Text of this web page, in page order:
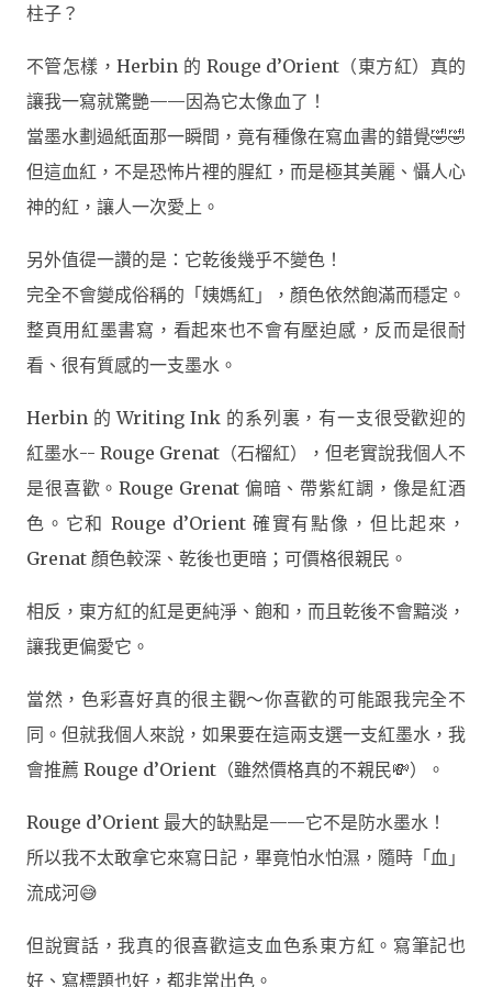
柱子？
不管怎樣，Herbin 的 Rouge d’Orient（東方紅） 真的
讓我一寫就驚艷——因為它太像血了！
當墨水劃過紙面那一瞬間，竟有種像在寫血書的錯覺🤣🤣
但這血紅，不是恐怖片裡的腥紅，而是極其美麗、懾人心
神的紅，讓人一次愛上。
另外值徥一讚的是： 它乾後幾乎不變色！
完全不會變成俗稱的「姨媽紅」，顏色依然飽滿而穩定。
整頁用紅墨書寫，看起來也不會有壓迫感，反而是很耐
看、很有質感的一支墨水。
Herbin 的 Writing Ink 的系列裏，有一支很受歡迎的
紅墨水-- Rouge Grenat（石榴紅）
，但老實說我個人不
是很喜歡。Rouge Grenat 偏暗、帶紫紅調，像是紅酒
色。它和 Rouge d’Orient 確實有點像，但比起來，
Grenat 顏色較深、乾後也更暗；可價格很親民。
相反， 東方紅的紅是更純淨、飽和，而且乾後不會黯淡 ，
讓我更偏愛它。
當然，色彩喜好真的很主觀～你喜歡的可能跟我完全不
同。但就我個人來說，如果要在這兩支選一支紅墨水，我
會推薦 Rouge d’Orient（雖然價格真的不親民💸）。
Rouge d’Orient 最大的缺點是——它不是防水墨水！
所以我不太敢拿它來寫日記，畢竟怕水怕濕，隨時「血」
流成河😅
但說實話，我真的很喜歡這支 血色系東方紅 。寫筆記也
好、寫標題也好，都非常出色。